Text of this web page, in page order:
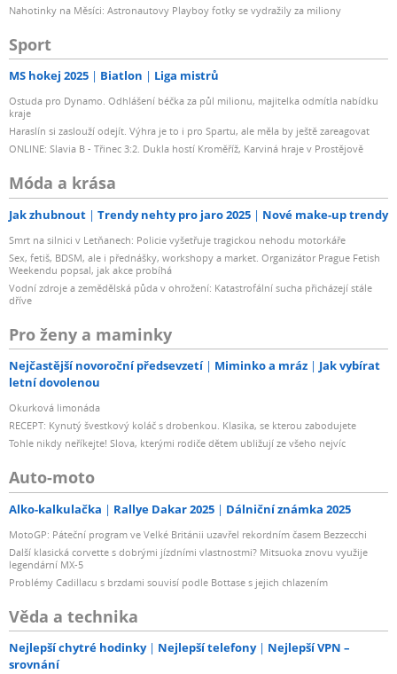
Nahotinky na Měsíci: Astronautovy Playboy fotky se vydražily za miliony
Sport
MS hokej 2025 Biatlon Liga mistrů
Ostuda pro Dynamo. Odhlášení béčka za půl milionu, majitelka odmítla nabídku
kraje
Haraslín si zaslouží odejít. Výhra je to i pro Spartu, ale měla by ještě zareagovat
ONLINE: Slavia B - Třinec 3:2. Dukla hostí Kroměříž, Karviná hraje v Prostějově
Móda a krása
Jak zhubnout Trendy nehty pro jaro 2025 Nové make-up trendy
Smrt na silnici v Letňanech: Policie vyšetřuje tragickou nehodu motorkáře
Sex, fetiš, BDSM, ale i přednášky, workshopy a market. Organizátor Prague Fetish
Weekendu popsal, jak akce probíhá
Vodní zdroje a zemědělská půda v ohrožení: Katastrofální sucha přicházejí stále
dříve
Pro ženy a maminky
Nejčastější novoroční předsevzetí Miminko a mráz
Jak vybírat
letní dovolenou
Okurková limonáda
RECEPT: Kynutý švestkový koláč s drobenkou. Klasika, se kterou zabodujete
Tohle nikdy neříkejte! Slova, kterými rodiče dětem ubližují ze všeho nejvíc
Auto-moto
Alko-kalkulačka Rallye Dakar 2025 Dálniční známka 2025
MotoGP: Páteční program ve Velké Británii uzavřel rekordním časem Bezzecchi
Další klasická corvette s dobrými jízdními vlastnostmi? Mitsuoka znovu využije
legendární MX-5
Problémy Cadillacu s brzdami souvisí podle Bottase s jejich chlazením
Věda a technika
Nejlepší chytré hodinky Nejlepší telefony
Nejlepší VPN –
srovnání